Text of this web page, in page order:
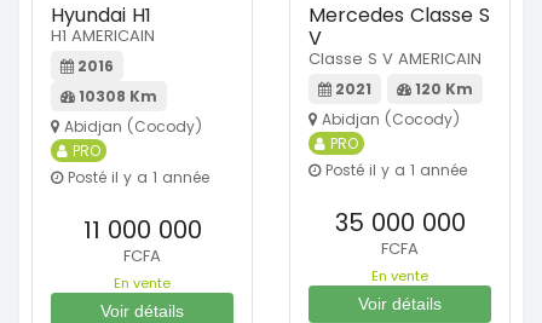
Hyundai H1
H1 AMERICAIN
2016
10308 Km
Abidjan (Cocody)
PRO
Posté il y a 1 année
11 000 000
FCFA
En vente
Voir détails
Mercedes Classe S
V
Classe S V AMERICAIN
2021
120 Km
Abidjan (Cocody)
PRO
Posté il y a 1 année
35 000 000
FCFA
En vente
Voir détails